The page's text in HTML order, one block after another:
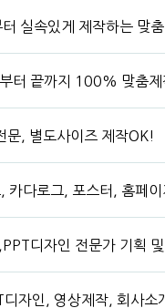
실속있게 제작하는 맞
터 끝까지 100% 맞춤제
문, 별도사이즈 제작OK!
카다로그, 포스터, 홈페
디자인 전문가 기획
자인, 영상제작, 회사소